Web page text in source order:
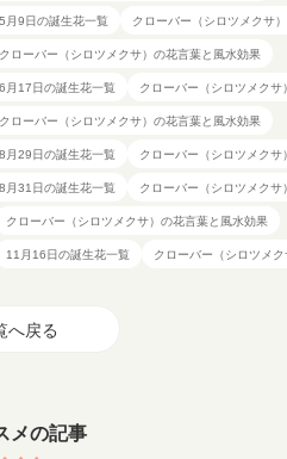
5月9日の誕生花一覧 クローバー（シロツメクサ
クローバー（シロツメクサ）の花言葉と風水効果
6月17日の誕生花一覧 クローバー（シロツメク
クローバー（シロツメクサ）の花言葉と風水効果
8月29日の誕生花一覧 クローバー（シロツメク
8月31日の誕生花一覧 クローバー（シロツメク
クローバー（シロツメクサ）の花言葉と風水効果
11月16日の誕生花一覧 クローバー（シロツメ
へ戻る
メの記事